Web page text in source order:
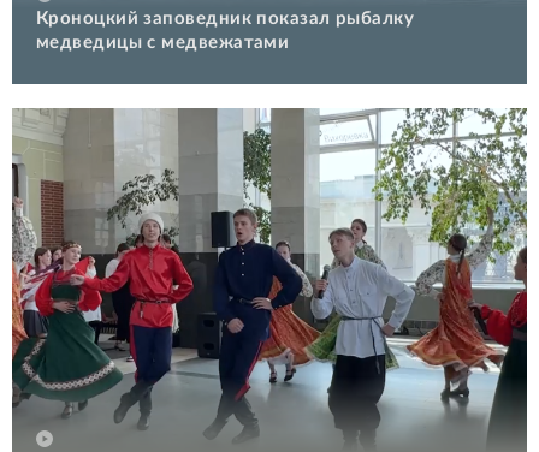
Кроноцкий заповедник показал рыбалку
медведицы с медвежатами